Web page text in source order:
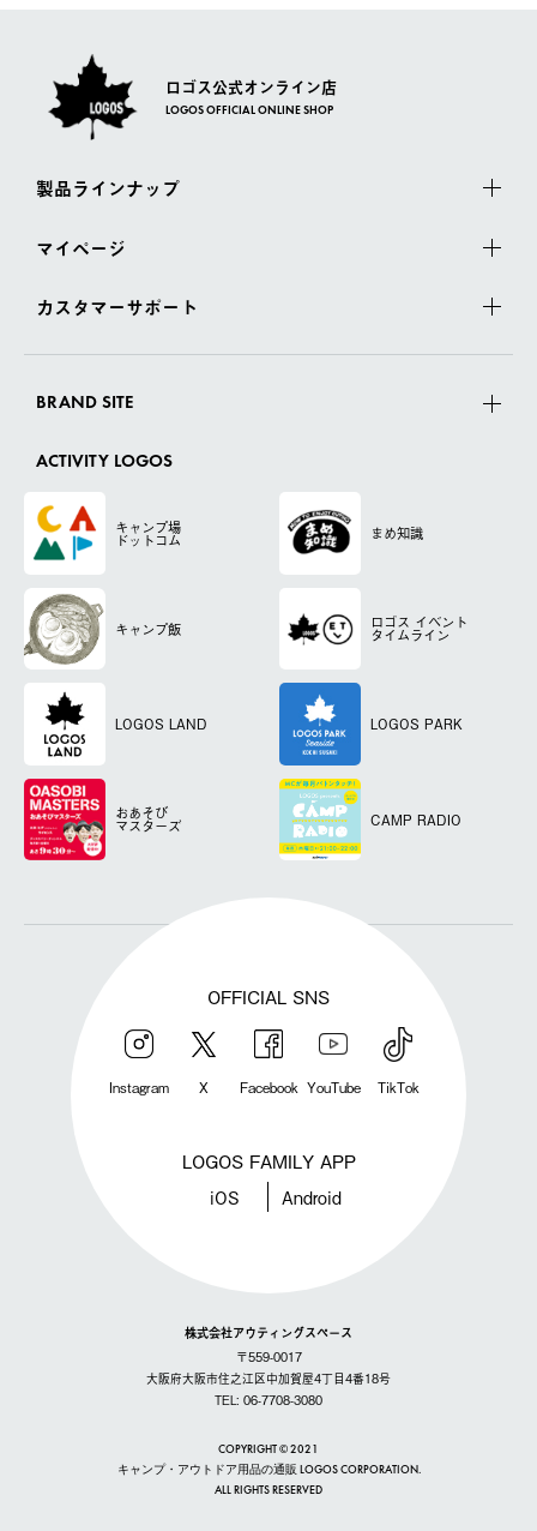
ロゴス公式オンライン店
LOGOS OFFICIAL ONLINE SHOP
製品ラインナップ
マイページ
カスタマーサポート
BRAND SITE
ACTIVITY LOGOS
キャンプ場
ドットコム まめ知識
キャンプ飯 ロゴス イベント
タイムライン
LOGOS LAND LOGOS PARK
おあそび
マスターズ CAMP RADIO
OFFICIAL SNS
Instagram X Facebook YouTube TikTok
LOGOS FAMILY APP
iOS Android
株式会社アウティングスペース
〒559-0017
大阪府大阪市住之江区中加賀屋4丁目4番18号
TEL: 06-7708-3080
COPYRIGHT © 2021
キャンプ・アウトドア用品の通販 LOGOS CORPORATION.
ALL RIGHTS RESERVED